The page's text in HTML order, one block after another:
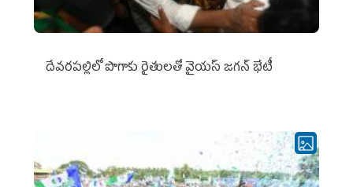
దేవరపల్లిలో పొగాకు రైతులతో వైయస్ జగన్ భేటీ